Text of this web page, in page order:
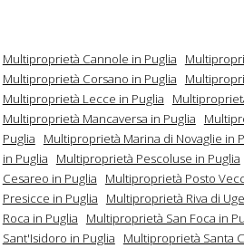
Multiproprietà Cannole in Puglia
Multiproprietà Corsano in Puglia
Multiproprietà Lecce in Puglia
Multiproprietà Mancaversa in Puglia
Puglia
Multiproprietà Marina di Novaglie in
in Puglia
Multiproprietà Pescoluse in Puglia
Cesareo in Puglia
Multiproprietà Posto
Presicce in Puglia
Multiproprietà Riva di
Roca in Puglia
Multiproprietà San Foca in
Sant'Isidoro in Puglia
Multiproprietà Santa